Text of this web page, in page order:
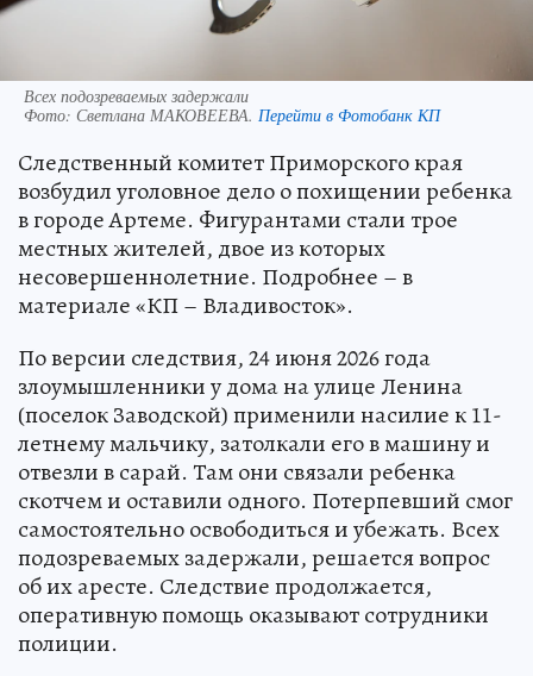
Всех подозреваемых задержали
Фото: Светлана МАКОВЕЕВА. Перейти в Фотобанк КП
Следственный комитет Приморского края
возбудил уголовное дело о похищении ребенка
в городе Артеме. Фигурантами стали трое
местных жителей, двое из которых
несовершеннолетние. Подробнее – в
материале «КП – Владивосток».
По версии следствия, 24 июня 2026 года
злоумышленники у дома на улице Ленина
(поселок Заводской) применили насилие к 11-
летнему мальчику, затолкали его в машину и
отвезли в сарай. Там они связали ребенка
скотчем и оставили одного. Потерпевший смог
самостоятельно освободиться и убежать. Всех
подозреваемых задержали, решается вопрос
об их аресте. Следствие продолжается,
оперативную помощь оказывают сотрудники
полиции.